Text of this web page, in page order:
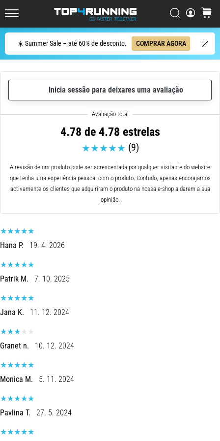
☀️ Summer Sale – até 60% de desconto. COMPRAR AGORA
Procurar
cesto
Procurar
corrida
maior
amortecimento?
Descubra
ténis
amortecimento
8 minutos lendo
Causas
comuns
dor
no
joelho
durante
e
após
corrida
A
dor
joelho
vai
todos
os
pelo
Inicia sessão para deixares uma avaliação
4.78 de 4.78 estrelas
(9)
A revisão de um produto pode ser acrescentada por qualquer visitante do website
que tenha uma experiência pessoal com o produto. Contudo, apenas encorajamos
activamente os clientes que adquiriram o produto na nossa e-shop a darem a sua
opinião.
Hana P. 19. 4. 2026
Patrik M. 7. 10. 2025
Jana K. 11. 12. 2024
Granet n. 10. 12. 2024
Monica M. 5. 11. 2024
Pavlina T. 27. 5. 2024